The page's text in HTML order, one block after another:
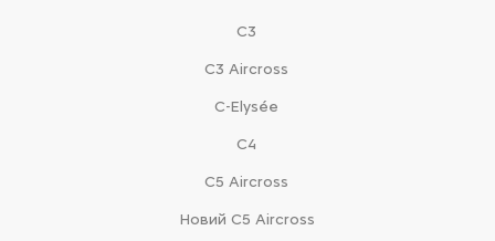
С3
С3 Aircross
C-Elysée
С4
С5 Aircross
Новий С5 Aircross